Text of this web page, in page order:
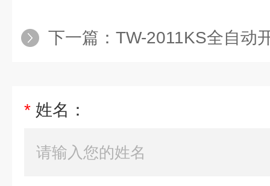
下一篇： TW-2011KS全自动
* 姓名：